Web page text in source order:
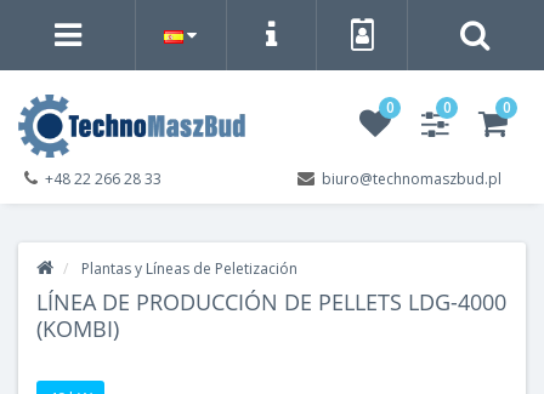
0 0 0
biuro@technomaszbud.pl
+48 22 266 28 33
Plantas y Líneas de Peletización
LÍNEA DE PRODUCCIÓN DE PELLETS LDG-4000
(KOMBI)